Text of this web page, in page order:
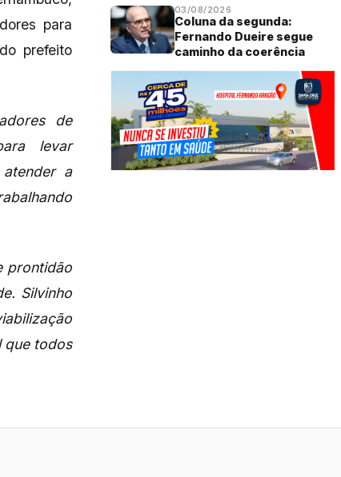
para
prefeito
de
levar
a
prontidão
Silvinho
que todos
03/08/2026
Coluna da segunda:
Fernando Dueire segue
caminho da coerência